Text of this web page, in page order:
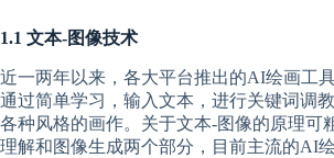
1.1 文本-图像技术
近一两年以来，各大平台推出的AI绘画工
通过简单学习，输入文本，进行关键词调
各种风格的画作。关于文本-图像的原理可
理解和图像生成两个部分，目前主流的AI